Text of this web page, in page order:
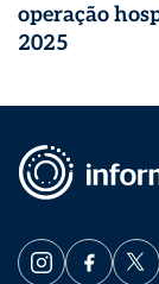
operação
2025